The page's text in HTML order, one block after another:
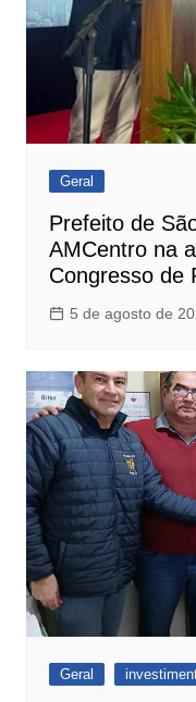
Geral
Prefeito de
AMCentro na
Congresso de
5 de agosto de
Geral